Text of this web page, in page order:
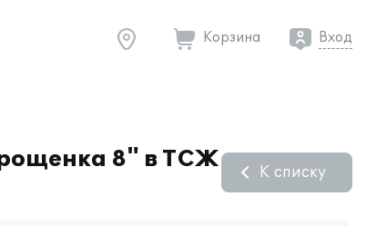
Корзина Вход
8" в ТСЖ
К списку